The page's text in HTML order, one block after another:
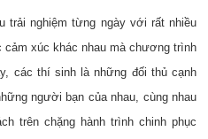
trải nghiệm từng ngày với rất nhiều
xúc khác nhau mà chương trình
các thí sinh là những đối thủ cạnh
người bạn của nhau, cùng nhau
trên chặng hành trình chinh phục